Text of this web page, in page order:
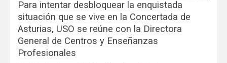
Para intentar desbloquear la enquistada
situación que se vive en la Concertada de
Asturias, USO se reúne con la Directora
General de Centros y Enseñanzas
Profesionales